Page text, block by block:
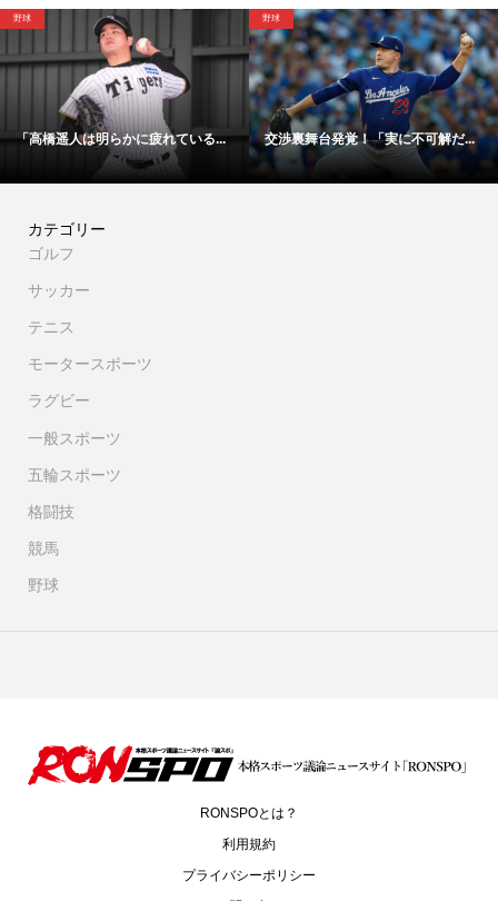
野球
「高橋遥人は明らかに疲れている...
野球
交渉裏舞台発覚！「実に不可解だ...
カテゴリー
ゴルフ
サッカー
テニス
モータースポーツ
ラグビー
一般スポーツ
五輪スポーツ
格闘技
競馬
野球
RONSPOとは？
利用規約
プライバシーポリシー